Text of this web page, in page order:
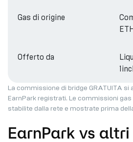
Gas di origine
Offerto da
La commissione di bridge GRATUITA si
EarnPark registrati. Le commissioni
stabilite dalla rete e mostrate prima
EarnPark vs